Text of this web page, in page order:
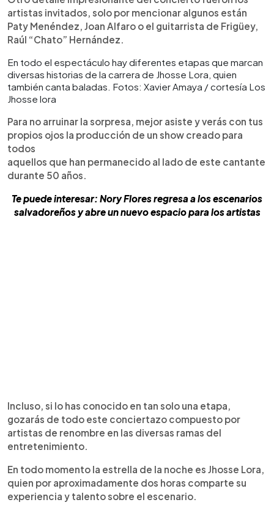
artistas invitados, solo por mencionar algunos están
Paty Menéndez, Joan Alfaro o el guitarrista de Frigüey,
Raúl “Chato” Hernández.
En todo el espectáculo hay diferentes etapas que marcan
diversas historias de la carrera de Jhosse Lora, quien
también canta baladas. Fotos: Xavier Amaya / cortesía Los
Jhosse lora
Para no arruinar la sorpresa, mejor asiste y verás con tus
propios ojos la producción de un show creado para
todos
aquellos que han permanecido al lado de este cantante
durante 50 años.
Te puede interesar: Nory Flores regresa a los escenarios
salvadoreños y abre un nuevo espacio para los artistas
Incluso, si lo has conocido en tan solo una etapa,
gozarás de todo este conciertazo compuesto por
artistas de renombre en las diversas ramas del
entretenimiento.
En todo momento la estrella de la noche es Jhosse Lora,
quien por aproximadamente dos horas comparte su
experiencia y talento sobre el escenario.